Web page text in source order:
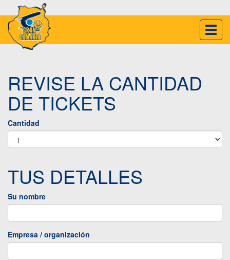
REVISE LA CANTIDAD
DE TICKETS
Cantidad
TUS DETALLES
Su nombre
Empresa / organización